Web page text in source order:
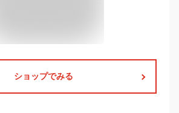
ショップでみる